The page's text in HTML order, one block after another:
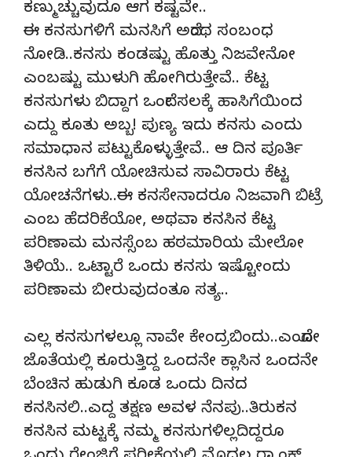
ಕಣ್ಮುಚ್ಚುವುದೂ ಆಗ ಕಷ್ಟವೇ..
ಈ ಕನಸುಗಳಿಗೆ ಮನಸಿಗೆ ಅದೆಂಥ ಸಂಬಂಧ
ನೋಡಿ..ಕನಸು ಕಂಡಷ್ಟು ಹೊತ್ತು ನಿಜವೇನೋ
ಎಂಬಷ್ಟು ಮುಳುಗಿ ಹೋಗಿರುತ್ತೇವೆ.. ಕೆಟ್ಟ
ಕನಸುಗಳು ಬಿದ್ದಾಗ ಒಂದೇ ಸಲಕ್ಕೆ ಹಾಸಿಗೆಯಿಂದ
ಎದ್ದು ಕೂತು ಅಬ್ಬ! ಪುಣ್ಯ ಇದು ಕನಸು ಎಂದು
ಸಮಾಧಾನ ಪಟ್ಟುಕೊಳ್ಳುತ್ತೇವೆ.. ಆ ದಿನ ಪೂರ್ತಿ
ಕನಸಿನ ಬಗೆಗೆ ಯೋಚಿಸುವ ಸಾವಿರಾರು ಕೆಟ್ಟ
ಯೋಚನೆಗಳು..ಈ ಕನಸೇನಾದರೂ ನಿಜವಾಗಿ ಬಿಟ್ರೆ
ಎಂಬ ಹೆದರಿಕೆಯೋ, ಅಥವಾ ಕನಸಿನ ಕೆಟ್ಟ
ಪರಿಣಾಮ ಮನಸ್ಸೆಂಬ ಹಠಮಾರಿಯ ಮೇಲೋ
ತಿಳಿಯೆ.. ಒಟ್ಟಾರೆ ಒಂದು ಕನಸು ಇಷ್ಟೋಂದು
ಪರಿಣಾಮ ಬೀರುವುದಂತೂ ಸತ್ಯ..
ಎಲ್ಲ ಕನಸುಗಳಲ್ಲೂ ನಾವೇ ಕೇಂದ್ರಬಿಂದು..ಎಂದೋ
ಜೊತೆಯಲ್ಲಿ ಕೂರುತ್ತಿದ್ದ ಒಂದನೇ ಕ್ಲಾಸಿನ ಒಂದನೇ
ಬೆಂಚಿನ ಹುಡುಗಿ ಕೂಡ ಒಂದು ದಿನದ
ಕನಸಿನಲಿ..ಎದ್ದ ತಕ್ಷಣ ಅವಳ ನೆನಪು..ತಿರುಕನ
ಕನಸಿನ ಮಟ್ಟಕ್ಕೆ ನಮ್ಮ ಕನಸುಗಳಿಲ್ಲದಿದ್ದರೂ